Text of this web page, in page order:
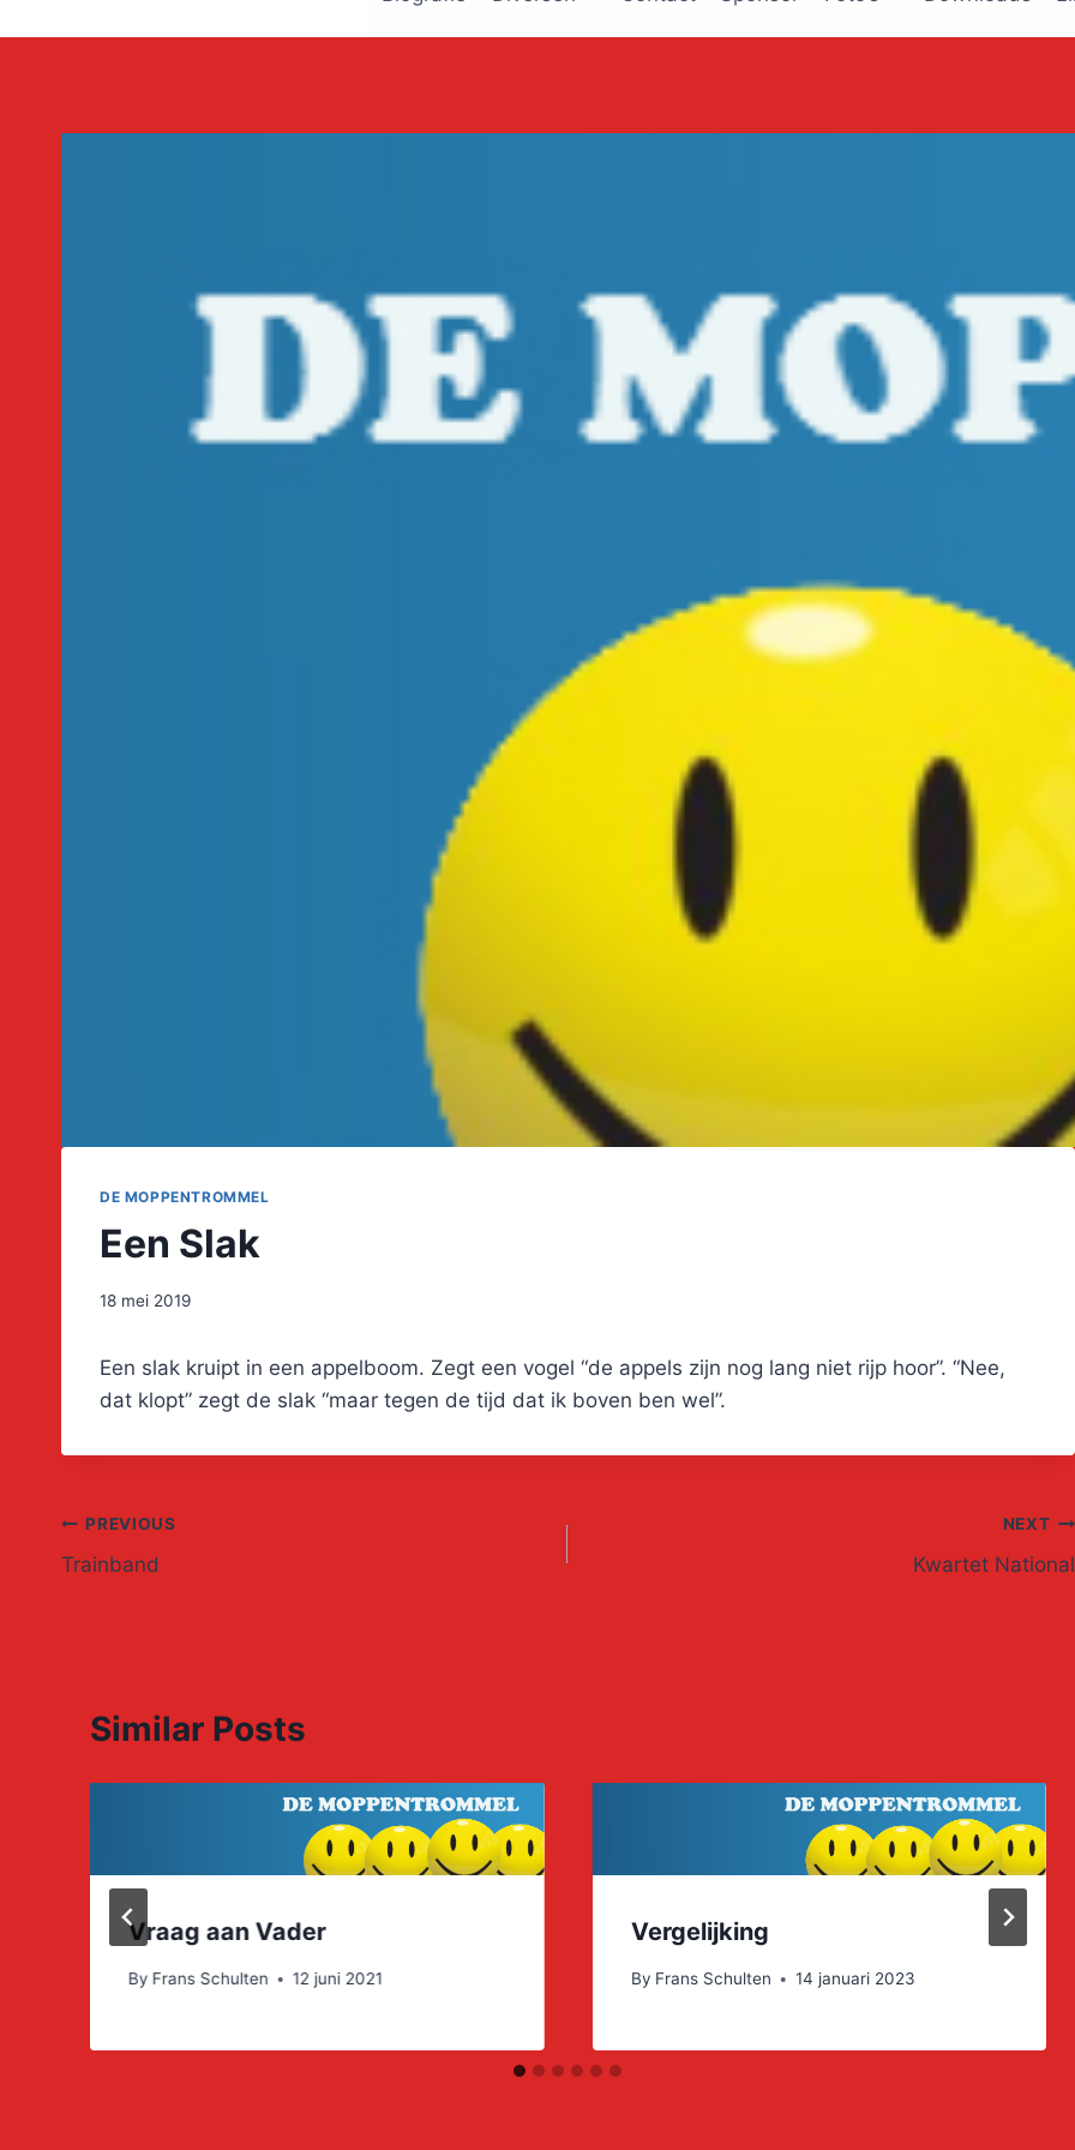
DE MOPPENTROMMEL
Een Slak
18 mei 2019
Een slak kruipt in een appelboom. Zegt een vogel “de appels zijn nog lang niet rijp hoor”. “Nee,
dat klopt” zegt de slak “maar tegen de tijd dat ik boven ben wel”.
Post
navigation
PREVIOUS
Trainband
NEXT
Kwartet National
Similar Posts
Vraag aan Vader
By Frans Schulten 12 juni 2021
Vergelijking
By Frans Schulten 14 januari 2023